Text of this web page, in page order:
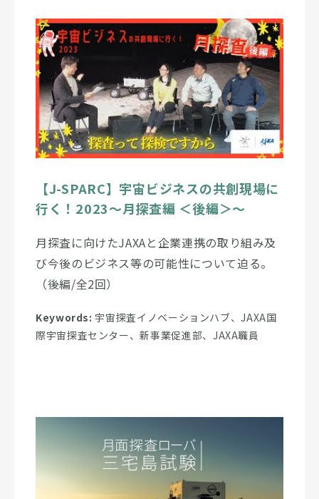
【J-SPARC】宇宙ビジネスの共創現場に
行く！2023～月探査編 ＜後編＞～
月探査に向けたJAXAと企業連携の取り組み及
び今後のビジネス等の可能性について迫る。
（後編/全2回）
Keywords: 宇宙探査イノベーションハブ、JAXA国
際宇宙探査センター、新事業促進部、JAXA職員